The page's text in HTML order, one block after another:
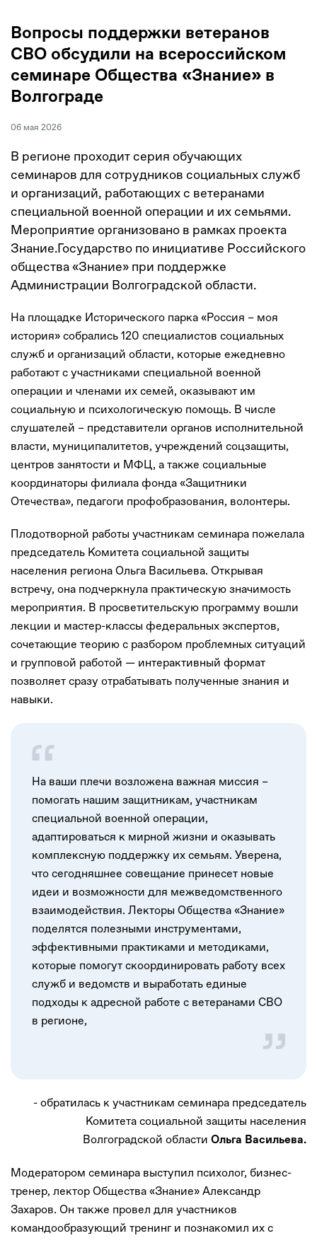
Вопросы поддержки ветеранов
СВО обсудили на всероссийском
семинаре Общества «Знание» в
Волгограде
06 мая 2026
В регионе проходит серия обучающих
семинаров для сотрудников социальных служб
и организаций, работающих с ветеранами
специальной военной операции и их семьями.
Мероприятие организовано в рамках проекта
Знание.Государство по инициативе Российского
общества «Знание» при поддержке
Администрации Волгоградской области.
На площадке Исторического парка «Россия – моя
история» собрались 120 специалистов социальных
служб и организаций области, которые ежедневно
работают с участниками специальной военной
операции и членами их семей, оказывают им
социальную и психологическую помощь. В числе
слушателей – представители органов исполнительной
власти, муниципалитетов, учреждений соцзащиты,
центров занятости и МФЦ, а также социальные
координаторы филиала фонда «Защитники
Отечества», педагоги профобразования, волонтеры.
Плодотворной работы участникам семинара пожелала
председатель Комитета социальной защиты
населения региона Ольга Васильева. Открывая
встречу, она подчеркнула практическую значимость
мероприятия. В просветительскую программу вошли
лекции и мастер-классы федеральных экспертов,
сочетающие теорию с разбором проблемных ситуаций
и групповой работой — интерактивный формат
позволяет сразу отрабатывать полученные знания и
навыки.
На ваши плечи возложена важная миссия –
помогать нашим защитникам, участникам
специальной военной операции,
адаптироваться к мирной жизни и оказывать
комплексную поддержку их семьям. Уверена,
что сегодняшнее совещание принесет новые
идеи и возможности для межведомственного
взаимодействия. Лекторы Общества «Знание»
поделятся полезными инструментами,
эффективными практиками и методиками,
которые помогут скоординировать работу всех
служб и ведомств и выработать единые
подходы к адресной работе с ветеранами СВО
в регионе,
- обратилась к участникам семинара председатель
Комитета социальной защиты населения
Волгоградской области Ольга Васильева.
Модератором семинара выступил психолог, бизнес-
тренер, лектор Общества «Знание» Александр
Захаров. Он также провел для участников
командообразующий тренинг и познакомил их с